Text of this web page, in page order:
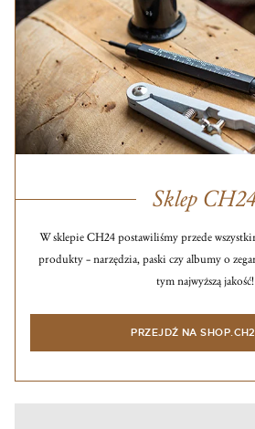
Sklep
W sklepie CH24 postawiliśmy przede
produkty – narzędzia, paski czy albumy o
tym najwyższą jakość!
PRZEJDŹ NA